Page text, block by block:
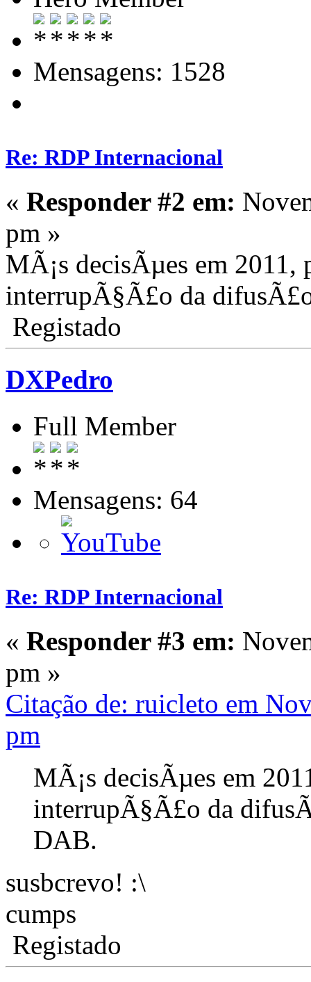
Mensagens: 1528
Re: RDP Internacional
« Responder #2 em:
pm »
MÃ¡s decisÃµes em 2011,
interrupÃ§Ã£o da
Registado
DXPedro
Full Member
Mensagens: 64
Re: RDP Internacional
« Responder #3 em:
pm »
Citação de: ruicleto em
pm
MÃ¡s decisÃµes em
interrupÃ§Ã£o da
DAB.
susbcrevo! :\
cumps
Registado